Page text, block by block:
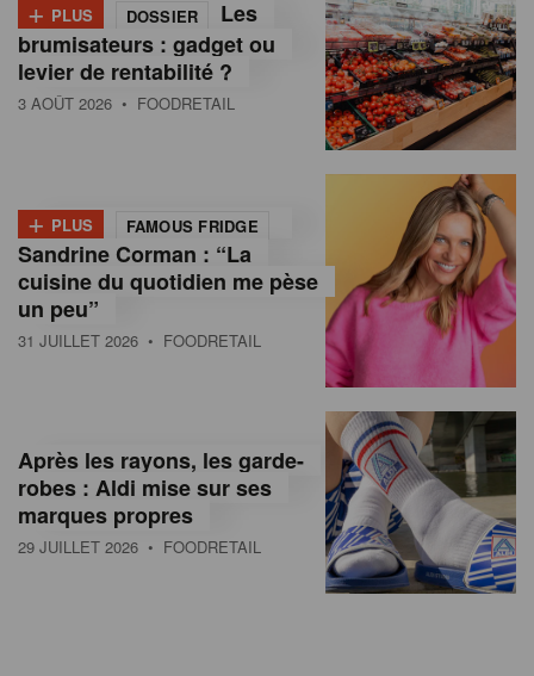
+ PLUS DOSSIER
Les
brumisateurs : gadget ou
levier de rentabilité ?
3 AOÛT 2026 • FOODRETAIL
+ PLUS FAMOUS FRIDGE
Sandrine Corman : “La
cuisine du quotidien me pèse
un peu”
31 JUILLET 2026 • FOODRETAIL
Après les rayons, les garde-
robes : Aldi mise sur ses
marques propres
29 JUILLET 2026 • FOODRETAIL